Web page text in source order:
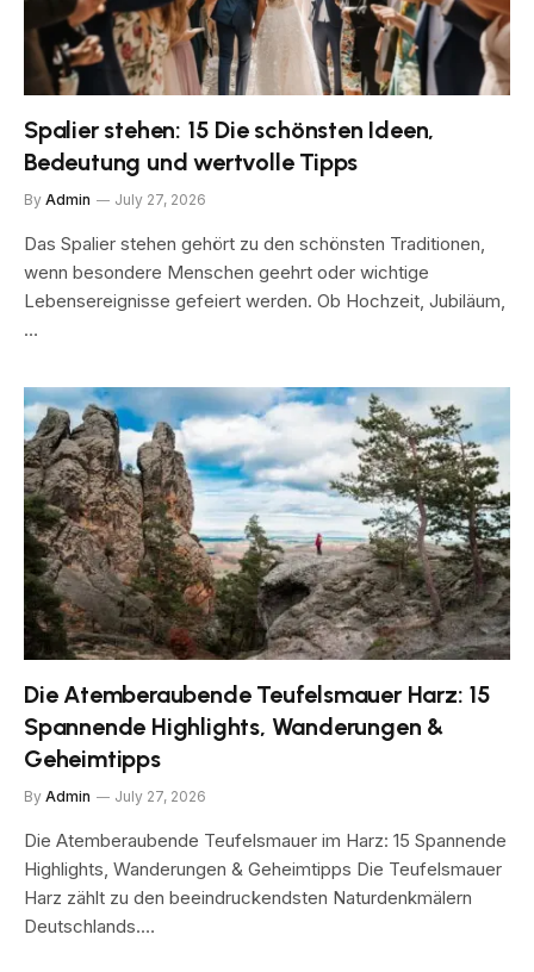
Spalier stehen: 15 Die schönsten Ideen,
Bedeutung und wertvolle Tipps
By Admin July 27, 2026
Das Spalier stehen gehört zu den schönsten Traditionen,
wenn besondere Menschen geehrt oder wichtige
Lebensereignisse gefeiert werden. Ob Hochzeit, Jubiläum,
…
Die Atemberaubende Teufelsmauer Harz: 15
Spannende Highlights, Wanderungen &
Geheimtipps
By Admin July 27, 2026
Die Atemberaubende Teufelsmauer im Harz: 15 Spannende
Highlights, Wanderungen & Geheimtipps Die Teufelsmauer
Harz zählt zu den beeindruckendsten Naturdenkmälern
Deutschlands.…